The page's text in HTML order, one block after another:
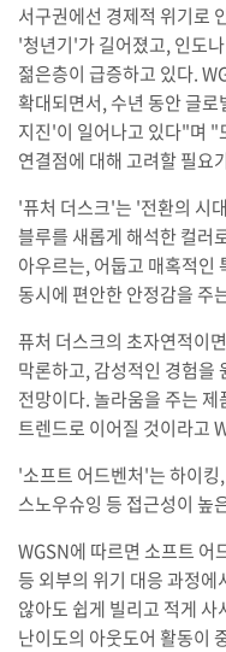
서구권에선 경제적 위기로
'청년기'가 길어졌고, 인도
젊은층이 급증하고 있다.
확대되면서, 수년 동안 글
지진'이 일어나고 있다"며 "
연결점에 대해 고려할 필요
'퓨처 더스크'는 '전환의 시
블루를 새롭게 해석한 컬러
아우르는, 어둡고 매혹적인
동시에 편안한 안정감을 주
퓨처 더스크의 초자연적이
막론하고, 감성적인 경험을
전망이다. 놀라움을 주는
트렌드로 이어질 것이라고
'소프트 어드벤처'는 하이
스노우슈잉 등 접근성이 높
WGSN에 따르면 소프트 어
등 외부의 위기 대응 과정
않아도 쉽게 빌리고 적게
난이도의 아웃도어 활동이